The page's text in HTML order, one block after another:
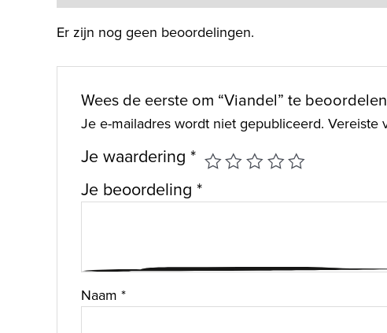
Er zijn nog geen beoordelingen.
Wees de eerste om “Viandel” te beoordelen
Je e-mailadres wordt niet gepubliceerd. Vereiste
Je waardering*
Je beoordeling*
Naam*